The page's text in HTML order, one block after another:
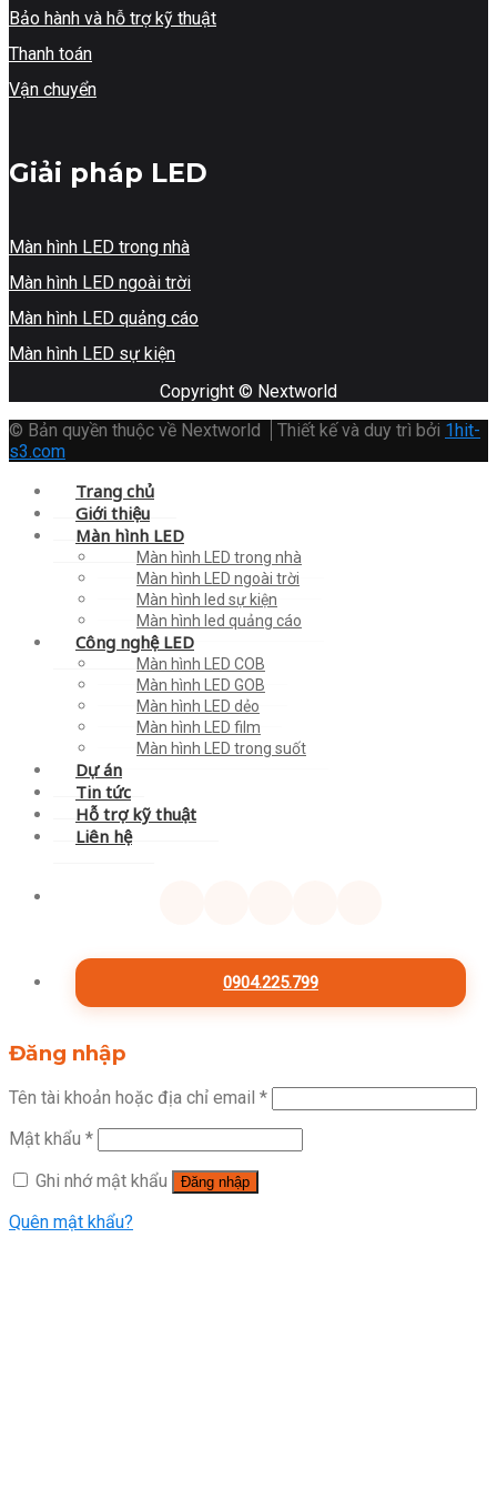
Bảo hành và hỗ trợ kỹ thuật
Thanh toán
Vận chuyển
Giải pháp LED
Màn hình LED trong nhà
Màn hình LED ngoài trời
Màn hình LED quảng cáo
Màn hình LED sự kiện
Copyright © Nextworld
© Bản quyền thuộc về Nextworld
Thiết kế và duy trì bởi 1hit-
s3.com
Trang chủ
Giới thiệu
Màn hình LED
Màn hình LED trong nhà
Màn hình LED ngoài trời
Màn hình led sự kiện
Màn hình led quảng cáo
Công nghệ LED
Màn hình LED COB
Màn hình LED GOB
Màn hình LED dẻo
Màn hình LED film
Màn hình LED trong suốt
Dự án
Tin tức
Hỗ trợ kỹ thuật
Liên hệ
0904.225.799
Đăng nhập
Tên tài khoản hoặc địa chỉ email *
Mật khẩu *
Ghi nhớ mật khẩu
Đăng nhập
Quên mật khẩu?